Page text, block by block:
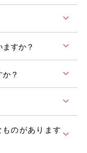
、タバコの自動販
ださい。
すか？
い。
？
か所(屋外・屋内)喫
でのお煙草(電子
所(屋外・屋内)ご
のがあります